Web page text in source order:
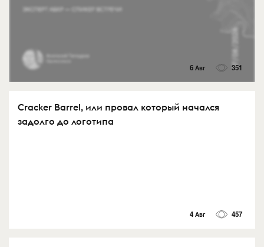
6 Авг 351
Cracker Barrel, или провал который начался
задолго до логотипа
4 Авг 457